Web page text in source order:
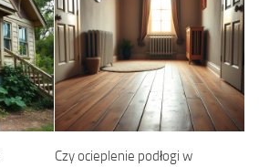
Czy ocieplenie podłogi w